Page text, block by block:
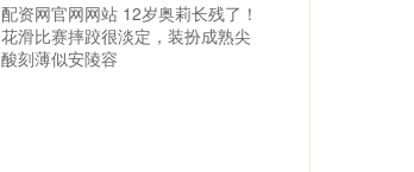
配资网官网网站 12岁奥莉长残了！
花滑比赛摔跤很淡定，装扮成熟尖
酸刻薄似安陵容